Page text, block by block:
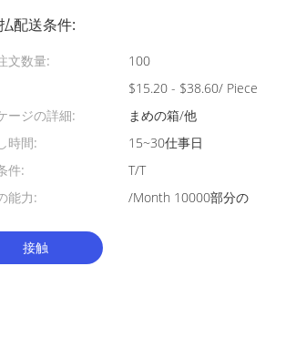
配送条件:
文数量:
100
$15.20 - $38.60/ Piece
ージの詳細:
まめの箱/他
時間:
15~30仕事日
件:
T/T
能力:
/Month 10000部分の
接触